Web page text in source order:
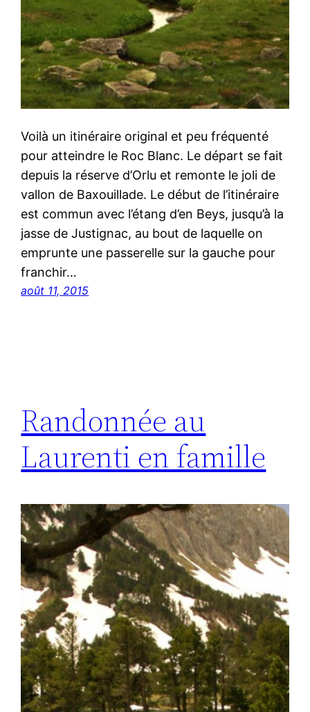
Voilà un itinéraire original et peu fréquenté
pour atteindre le Roc Blanc. Le départ se fait
depuis la réserve d’Orlu et remonte le joli de
vallon de Baxouillade. Le début de l’itinéraire
est commun avec l’étang d’en Beys, jusqu’à la
jasse de Justignac, au bout de laquelle on
emprunte une passerelle sur la gauche pour
franchir…
août 11, 2015
Randonnée au
Laurenti en famille